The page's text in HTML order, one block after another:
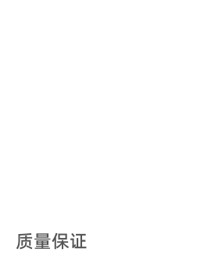
质量保证